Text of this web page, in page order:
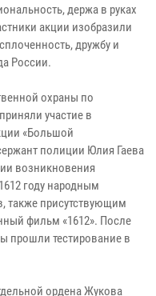
держа в руках
акции изобразили
дружбу и
России.
охраны по
участие в
«Большой
полиции Юлия Гаева
возникновения
году народным
также присутствующим
фильм «1612». После
прошли тестирование в
ордена Жукова